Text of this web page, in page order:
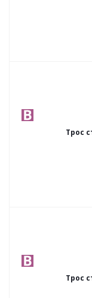
Трос
Трос